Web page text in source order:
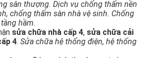
sân thượng. Dịch vụ chống thấm nền
chống thấm sàn nhà vệ sinh. Chống
hầm.
sửa chữa nhà cấp 4, sửa chữa cải
4. Sửa chữa hệ thống điện, hệ thống